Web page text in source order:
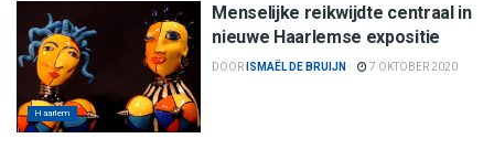
Haarlem
Menselijke reikwijdte centraal in
nieuwe Haarlemse expositie
DOOR ISMAËL DE BRUIJN 7 OKTOBER 2020